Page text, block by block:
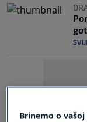
Brinemo o